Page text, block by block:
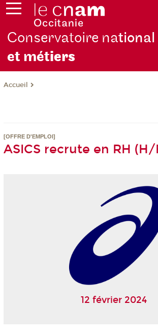
Conservatoire national
et métiers
Accueil
[OFFRE D'EMPLOI]
ASICS recrute en RH (H/
12 février 2024